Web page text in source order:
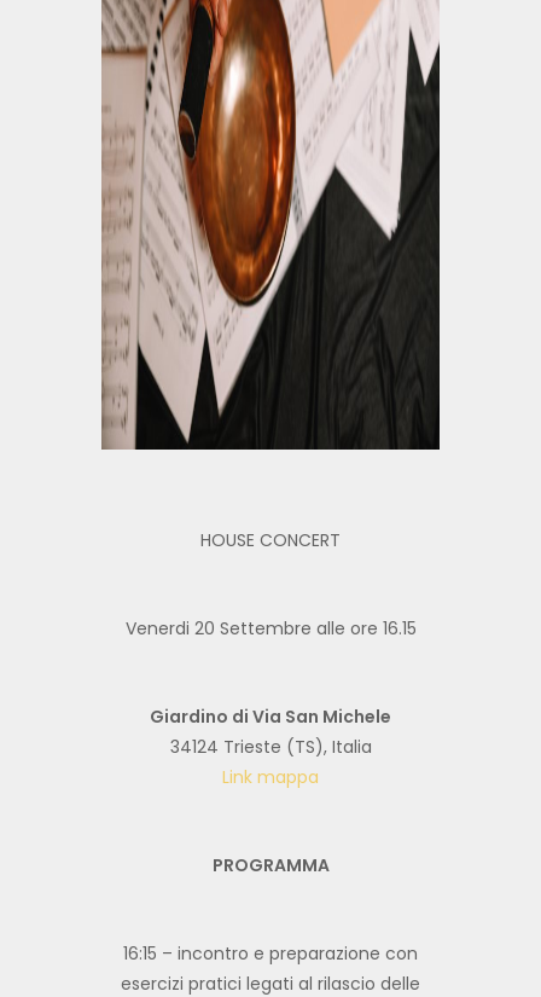
HOUSE CONCERT
Venerdi 20 Settembre alle ore 16.15
Giardino di Via San Michele
34124 Trieste (TS), Italia
Link mappa
PROGRAMMA
16:15 – incontro e preparazione con
esercizi pratici legati al rilascio delle